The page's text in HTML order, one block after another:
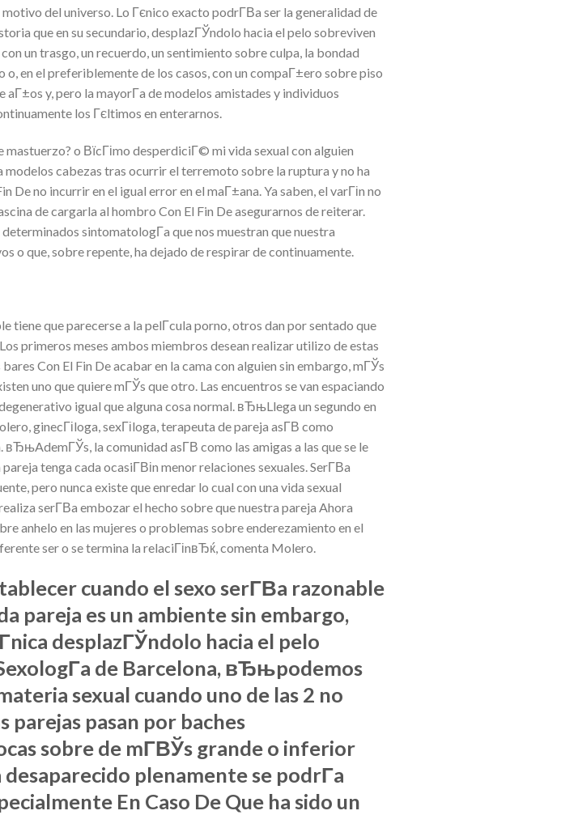
del universo. Lo Гєnico exacto podrГ­В­a ser la generalidad de
que en su secundario, desplazГЎndolo hacia el pelo sobreviven
un trasgo, un recuerdo, un sentimiento sobre culpa, la bondad
en el preferiblemente de los casos, con un compaГ±ero sobre piso
y, pero la mayorГ­a de modelos amistades y individuos
los Гєltimos en enterarnos.
o ВїcГіmo desperdiciГ© mi vida sexual con alguien
modelos cabezas tras ocurrir el terremoto sobre la ruptura y no ha
no incurrir en el igual error en el maГ±ana. Ya saben, el varГіn no
de cargarla al hombro Con El Fin De asegurarnos de reiterar.
sintomatologГ­a que nos muestran que nuestra
o que, sobre repente, ha dejado de respirar de continuamente.
tiene que parecerse a la pelГ­cula porno, otros dan por sentado que
primeros meses ambos miembros desean realizar utilizo de estas
Con El Fin De acabar en la cama con alguien sin embargo, mГЎs
uno que quiere mГЎs que otro. Las encuentros se van espaciando
igual que alguna cosa normal. вЂњLlega un segundo en
ginecГіloga, sexГіloga, terapeuta de pareja asГ­В­ como
la comunidad asГ­В­ como las amigas a las que se le
tenga cada ocasiГ­Віn menor relaciones sexuales. SerГ­В­a
pero nunca existe que enredar lo cual con una vida sexual
serГ­В­a embozar el hecho sobre que nuestra pareja Ahora
anhelo en las mujeres o problemas sobre enderezamiento en el
ser o se termina la relaciГіnвЂќ, comenta Molero.
cuando el sexo serГ­В­a razonable
pareja es un ambiente sin embargo,
desplazГЎndolo hacia el pelo
de Barcelona, вЂњpodemos
sexual cuando uno de las 2 no
pasan por baches
sobre de mГ­ВЎs grande o inferior
plenamente se podrГ­a
En Caso De Que ha sido un